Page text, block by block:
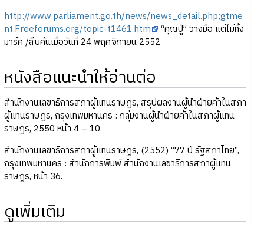
http://www.parliament.go.th/news/news_detail.php;gtme
nt.Freeforums.org/topic-t1461.htm
“คุณปู่” วางมือ แต่ไม่ทิ้ง
มาร์ค /สืบค้นเมื่อวันที่ 24 พฤศจิกายน 2552
หนังสือแนะนำให้อ่านต่อ
สำนักงานเลขาธิการสภาผู้แทนราษฎร, สรุปผลงานผู้นำฝ่ายค้าในสภา
ผู้แทนราษฎร, กรุงเทพมหานคร : กลุ่มงานผู้นำฝ่ายค้าในสภาผู้แทน
ราษฎร, 2550 หน้า 4 – 10.
สำนักงานเลขาธิการสภาผู้แทนราษฎร, (2552) “77 ปี รัฐสภาไทย”,
กรุงเทพมหานคร : สำนักการพิมพ์ สำนักงานเลขาธิการสภาผู้แทน
ราษฎร, หน้า 36.
ดูเพิ่มเติม